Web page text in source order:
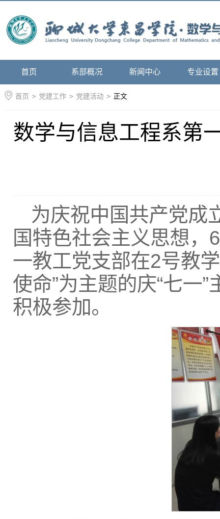
首页 系部概况 新闻中心 专业设置
首页 > 党建工作 > 党建活动 > 正文
数学与信息工程系第
为庆祝中国共产党成
国特色社会主义思想，
一教工党支部在2号教
使命”为主题的庆“七一
积极参加。